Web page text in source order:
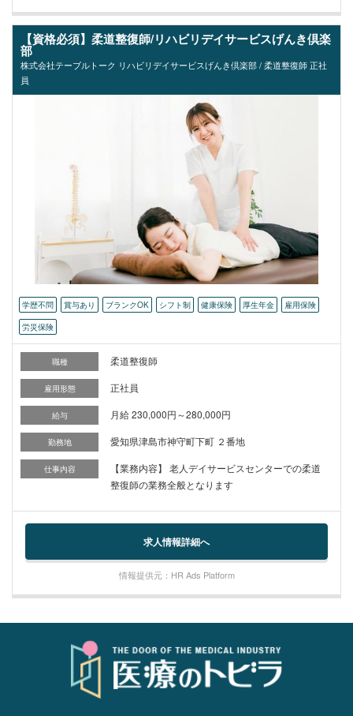
【資格必須】柔道整復師/リハビリデイサービスげんき倶楽
部
株式会社テーブルトーク リハビリデイサービスげんき倶楽部 / 柔道整復師 正社
員
学歴不問 賞与あり ブランクOK シフト制 健康保険 厚生年金
雇用保険
労災保険
職種 柔道整復師
雇用形態 正社員
給与 月給 230,000円～280,000円
勤務地 愛知県津島市神守町下町 ２番地
仕事内容
【業務内容】 老人デイサービスセンターでの柔道
整復師の業務全般となります
求人情報詳細へ
情報提供元：HR Ads Platform